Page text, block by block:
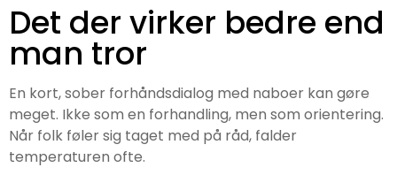
Det der virker bedre end
man tror
En kort, sober forhåndsdialog med naboer kan gøre
meget. Ikke som en forhandling, men som orientering.
Når folk føler sig taget med på råd, falder
temperaturen ofte.